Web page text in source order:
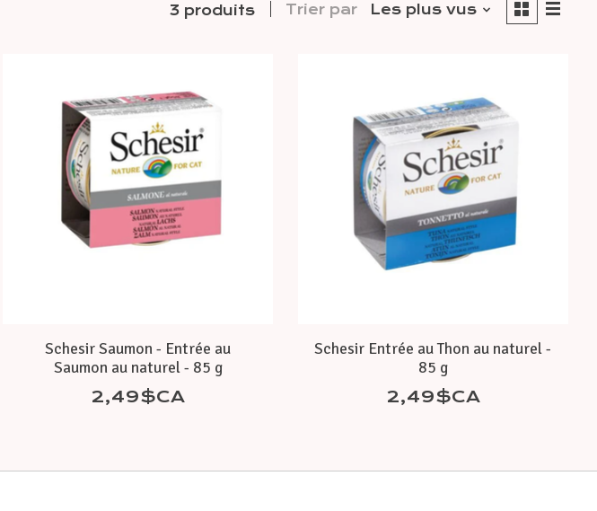
3 produits Trier par Les plus vus
Schesir Saumon - Entrée au
Saumon au naturel - 85 g
2,49$CA
Schesir Entrée au Thon au naturel -
85 g
2,49$CA